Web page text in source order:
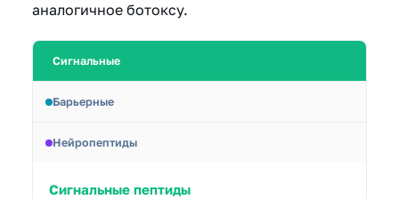
аналогичное ботоксу.
Сигнальные
Барьерные
Нейропептиды
Сигнальные пептиды